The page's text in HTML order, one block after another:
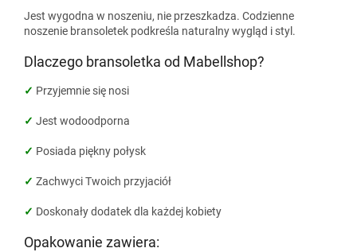
Jest wygodna w noszeniu, nie przeszkadza. Codzienne
noszenie bransoletek podkreśla naturalny wygląd i styl.
Dlaczego bransoletka od Mabellshop?
✓ Przyjemnie się nosi
✓ Jest wodoodporna
✓ Posiada piękny połysk
✓ Zachwyci Twoich przyjaciół
✓ Doskonały dodatek dla każdej kobiety
Opakowanie zawiera: